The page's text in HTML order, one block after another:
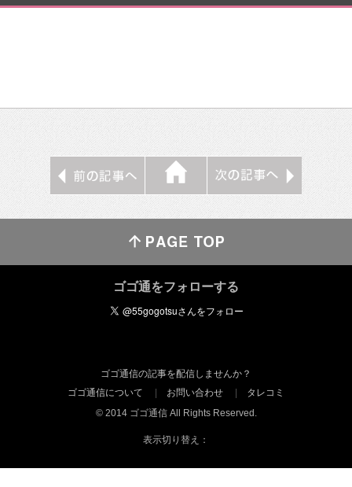
ゴゴ通をフォローする
ゴゴ通信の記事を配信しませんか？
ゴゴ通信について
お問い合わせ
タレコミ
© 2014 ゴゴ通信 All Rights Reserved.
表示切り替え：